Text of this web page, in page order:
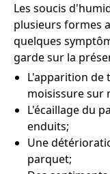
Les soucis
plusieurs formes
quelques
garde sur la
L'apparition de
moisissure sur
L'écaillage du
enduits;
Une
parquet;